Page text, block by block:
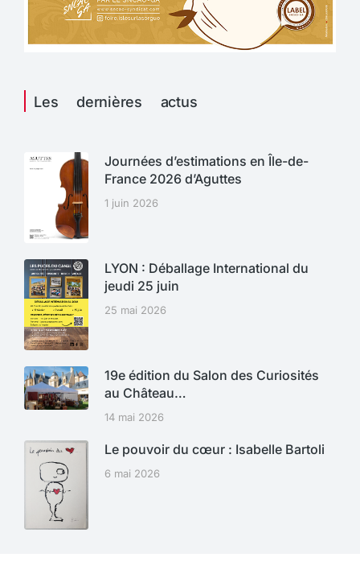
Les dernières actus
Journées d’estimations en Île-de-
France 2026 d’Aguttes
1 juin 2026
LYON : Déballage International du
jeudi 25 juin
25 mai 2026
19e édition du Salon des Curiosités
au Château…
14 mai 2026
Le pouvoir du cœur : Isabelle Bartoli
6 mai 2026